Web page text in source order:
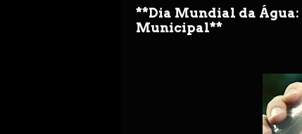
**Dia Mundial da Água:
Municipal**